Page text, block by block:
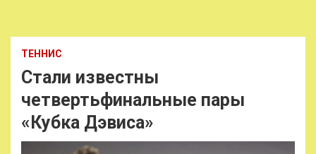
ТЕННИС
Стали известны
четвертьфинальные пары
«Кубка Дэвиса»